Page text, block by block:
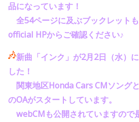
品になっています！
全54ページに及ぶブックレット
official HPからご確認ください♪
新曲「インク」が2月2日（水）
した ！
関東地区Honda Cars CMソング
のOAがスタートしています。
webCMも公開されていますので